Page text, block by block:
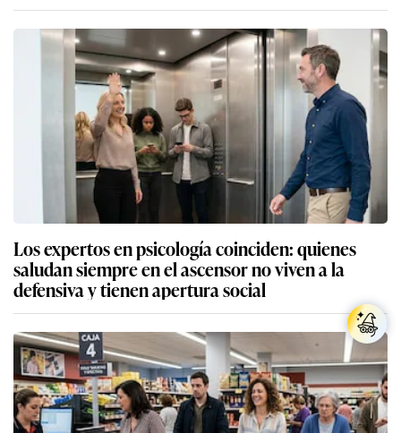
Los expertos en psicología coinciden: quienes
saludan siempre en el ascensor no viven a la
defensiva y tienen apertura social